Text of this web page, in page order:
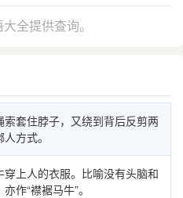
全提供查询。
索套住脖子，又绕到背后反剪两
方式。
穿上人的衣服。比喻没有头脑和
作“襟裾马牛”。